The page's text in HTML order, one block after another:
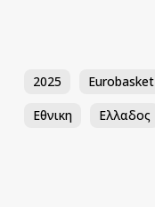
2025 Eurobasket
Εθνικη
Ελλαδος